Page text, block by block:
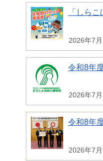
「しら
2026年7
令和8年
2026年7
令和8年
2026年7